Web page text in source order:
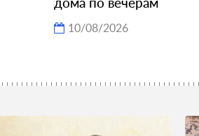
10/08/2026